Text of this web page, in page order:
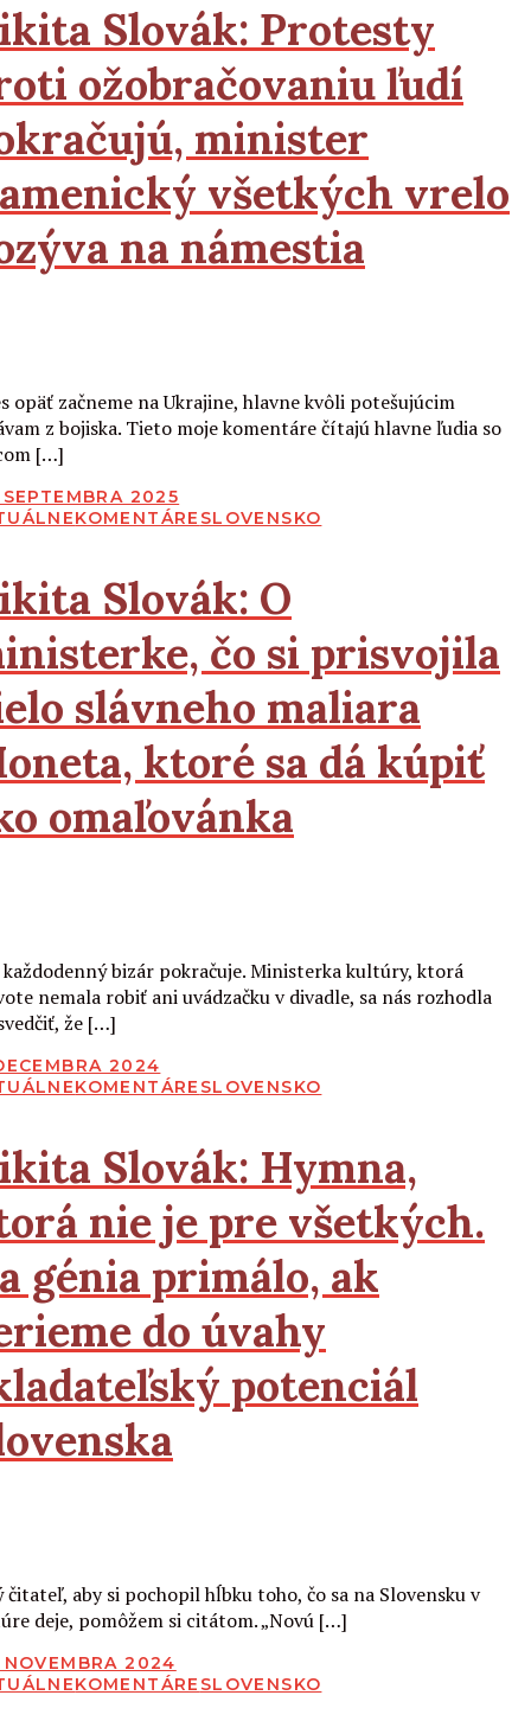
Slovák: Protesty
ožobračovaniu ľudí
minister
všetkých vrelo
na námestia
opäť začneme na Ukrajine, hlavne kvôli potešujúcim
z bojiska. Tieto moje komentáre čítajú hlavne ľudia so
[…]
2025
KOMENTÁRE SLOVENSKO
Slovák: O
čo si prisvojila
slávneho maliara
ktoré sa dá kúpiť
omaľovánka
každodenný bizár pokračuje. Ministerka kultúry, ktorá
nemala robiť ani uvádzačku v divadle, sa nás rozhodla
že […]
2024
KOMENTÁRE SLOVENSKO
Slovák: Hymna,
nie je pre všetkých.
génia primálo, ak
do úvahy
potenciál
čitateľ, aby si pochopil hĺbku toho, čo sa na Slovensku v
deje, pomôžem si citátom. „Novú […]
2024
KOMENTÁRE SLOVENSKO